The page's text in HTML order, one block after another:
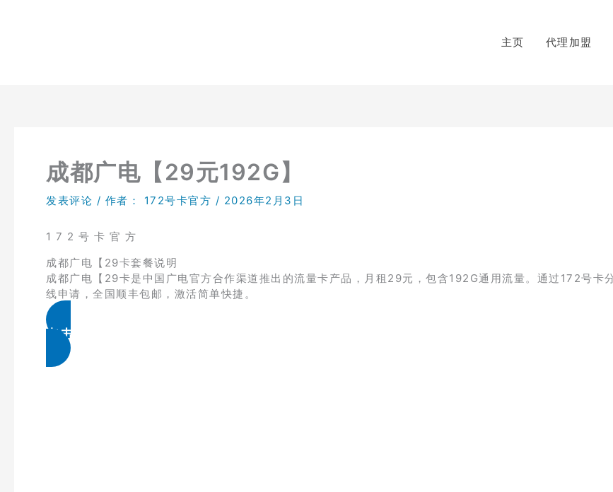
主页 代理加盟
成都广电【29元192G】
发表评论 / 作者： 172号卡官方 / 2026年2月3日
1 7 2 号 卡 官 方
成都广电【29卡套餐说明
成都广电【29卡是中国广电官方合作渠道推出的流量卡产品，月租29元，包含192G通用流量。通过172号卡
线申请，全国顺丰包邮，激活简单快捷。
点击免费领取